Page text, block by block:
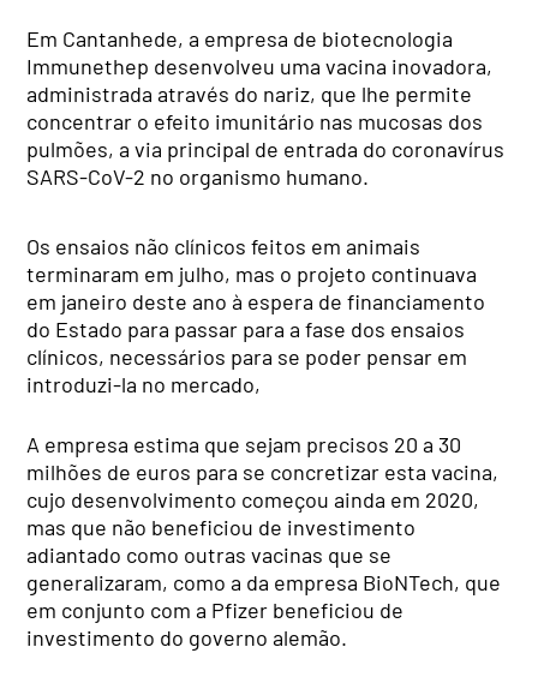
Em Cantanhede, a empresa de biotecnologia
Immunethep desenvolveu uma vacina inovadora,
administrada através do nariz, que lhe permite
concentrar o efeito imunitário nas mucosas dos
pulmões, a via principal de entrada do coronavírus
SARS-CoV-2 no organismo humano.
Os ensaios não clínicos feitos em animais
terminaram em julho, mas o projeto continuava
em janeiro deste ano à espera de financiamento
do Estado para passar para a fase dos ensaios
clínicos, necessários para se poder pensar em
introduzi-la no mercado,
A empresa estima que sejam precisos 20 a 30
milhões de euros para se concretizar esta vacina,
cujo desenvolvimento começou ainda em 2020,
mas que não beneficiou de investimento
adiantado como outras vacinas que se
generalizaram, como a da empresa BioNTech, que
em conjunto com a Pfizer beneficiou de
investimento do governo alemão.